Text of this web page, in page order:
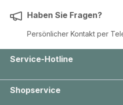
Haben Sie Fragen?
Persönlicher Kontakt per
Service-Hotline
Shopservice